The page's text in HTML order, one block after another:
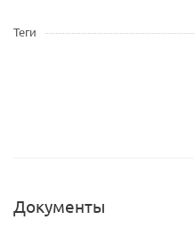
Теги
Документы